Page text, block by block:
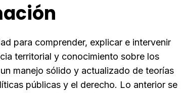
para comprender, explicar e intervenir
territorial y conocimiento sobre los
manejo sólido y actualizado de teorías
públicas y el derecho. Lo anterior se